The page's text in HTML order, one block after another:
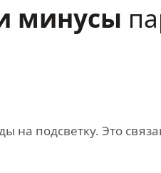
минусы
на подсветку. Это